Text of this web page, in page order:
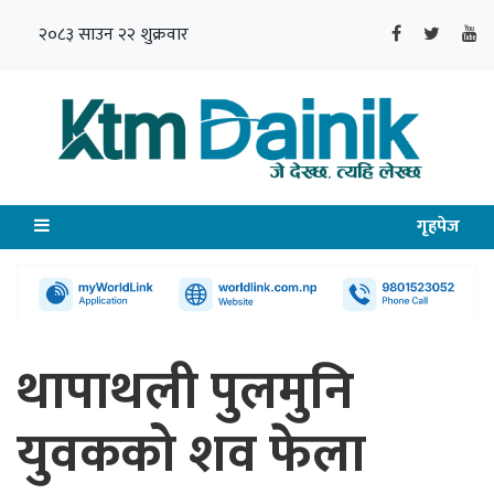
२०८३ साउन २२ शुक्रवार
गृहपेज
थापाथली पुलमुनि
युवकको शव फेला